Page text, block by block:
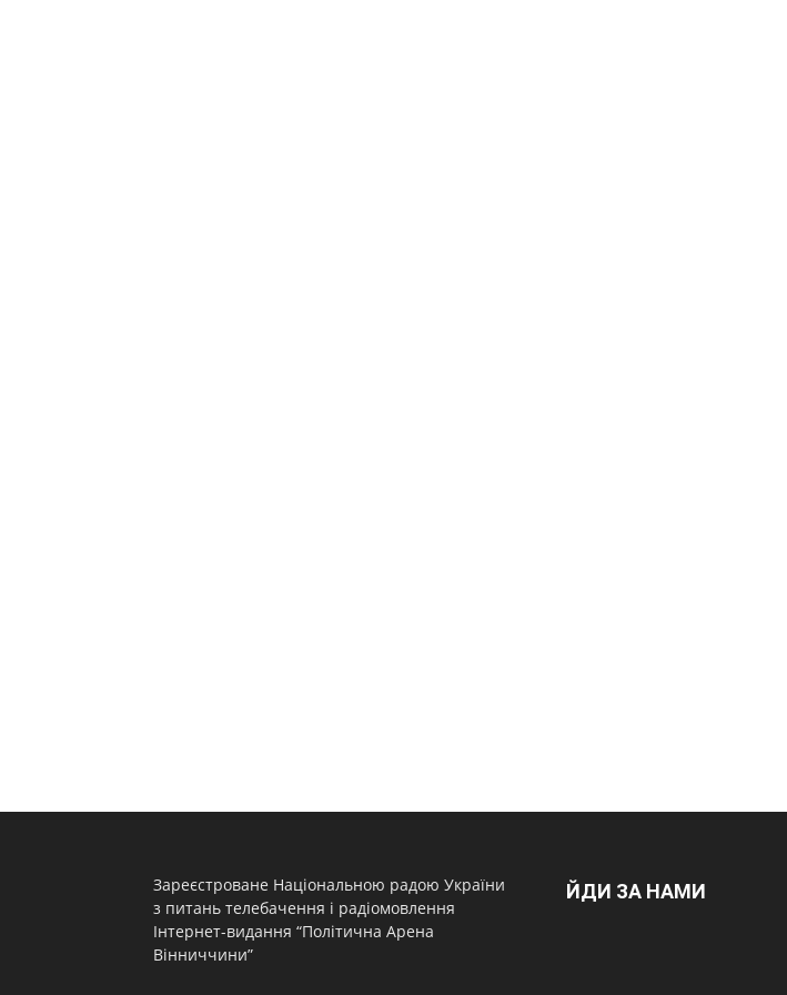
Зареєстроване Національною радою України
з питань телебачення і радіомовлення
Інтернет-видання “Політична Арена
Вінниччини”
ЙДИ ЗА НАМИ